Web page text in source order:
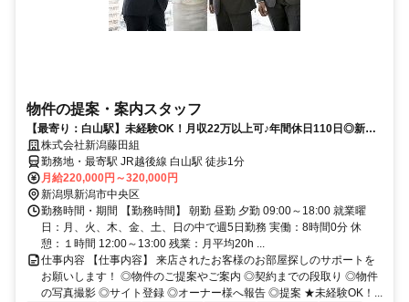
物件の提案・案内スタッフ
【最寄り：白山駅】未経験OK！月収22万以上可♪年間休日110日◎新人
教育体制あり、待遇面充実、転勤無し！
株式会社新潟藤田組
勤務地・最寄駅 JR越後線 白山駅 徒歩1分
月給220,000円～320,000円
新潟県新潟市中央区
勤務時間・期間 【勤務時間】 朝勤 昼勤 夕勤 09:00～18:00 就業曜
日：月、火、木、金、土、日の中で週5日勤務 実働：8時間0分 休
憩：１時間 12:00～13:00 残業：月平均20h ...
仕事内容 【仕事内容】 来店されたお客様のお部屋探しのサポートを
お願いします！ ◎物件のご提案やご案内 ◎契約までの段取り ◎物件
の写真撮影 ◎サイト登録 ◎オーナー様へ報告 ◎提案 ★未経験OK！...